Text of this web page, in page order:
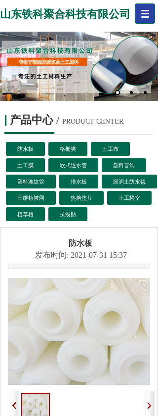
山东铁科聚合科技有限公司
产品中心/ PRODUCT CENTER
防水板 格栅类 土工布
土工膜 软式透水管 塑料盲沟
塑料波纹管 排水板 膨润土防水毯
三维植被网 热熔垫片 土工格室
植草格 抗裂贴
防水板
发布时间: 2021-07-31 15:37